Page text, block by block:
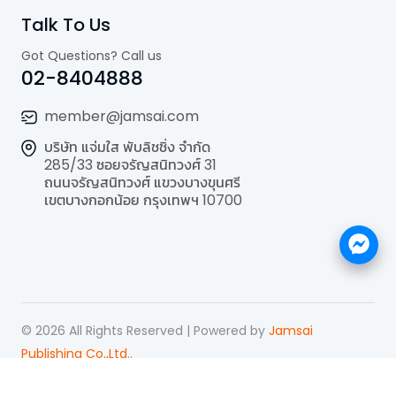
Talk To Us
Got Questions? Call us
02-8404888
member@jamsai.com
บริษัท แจ่มใส พับลิชชิ่ง จำกัด
285/33 ซอยจรัญสนิทวงศ์ 31
ถนนจรัญสนิทวงศ์ แขวงบางขุนศรี
เขตบางกอกน้อย กรุงเทพฯ 10700
© 2026 All Rights Reserved | Powered by Jamsai
Publishing Co.,Ltd..